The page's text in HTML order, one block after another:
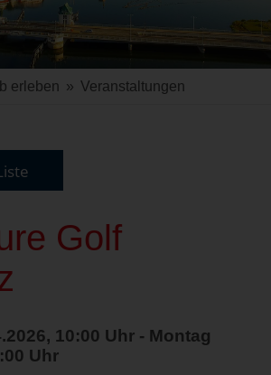
erleben » Veranstaltungen
Golf
10:00 Uhr - Montag
Uhr